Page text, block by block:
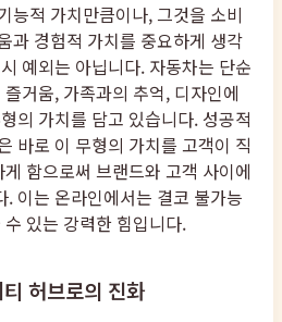
능적 가치만큼이나, 그것을 소비
과 경험적 가치를 중요하게 생각
예외는 아닙니다. 자동차는 단순
거움, 가족과의 추억, 디자인에
의 가치를 담고 있습니다. 성공적
바로 이 무형의 가치를 고객이 직
함으로써 브랜드와 고객 사이에
이는 온라인에서는 결코 불가능
있는 강력한 힘입니다.
허브로의 진화